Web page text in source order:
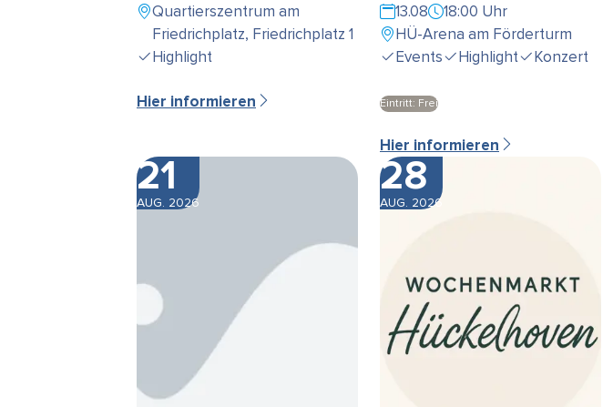
Quartierszentrum am
Friedrichplatz, Friedrichplatz 1
Highlight
Hier informieren
13.08
18:00 Uhr
HÜ-Arena am Förderturm
Events
Highlight Konzert
Eintritt: Frei
Hier informieren
21
AUG. 2026
28
AUG. 2026